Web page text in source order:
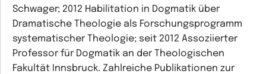
Schwager; 2012 Habilitation in Dogmatik über
Dramatische Theologie als Forschungsprogramm
systematischer Theologie; seit 2012 Assoziierter
Professor für Dogmatik an der Theologischen
Fakultät Innsbruck. Zahlreiche Publikationen zur